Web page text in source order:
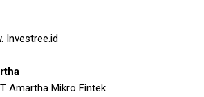
Investree.id
Amartha Mikro Fintek